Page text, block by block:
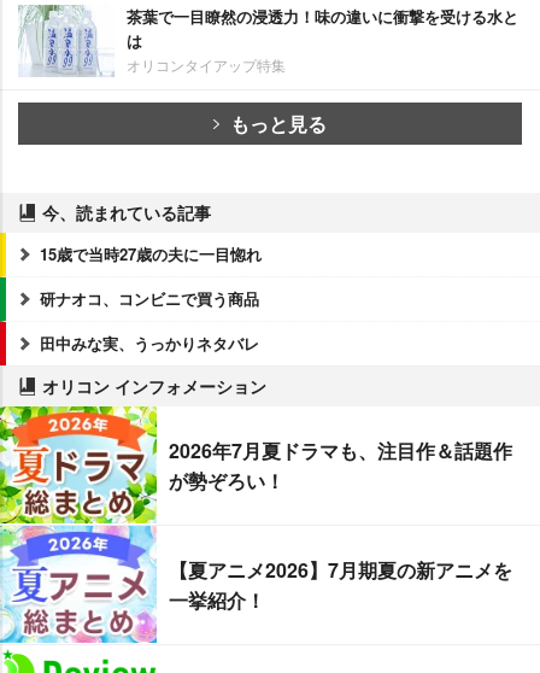
茶葉で一目瞭然の浸透力！味の違いに衝撃を受ける水と
は
オリコンタイアップ特集
もっと見る
今、読まれている記事
15歳で当時27歳の夫に一目惚れ
研ナオコ、コンビニで買う商品
田中みな実、うっかりネタバレ
オリコン インフォメーション
2026年7月夏ドラマも、注目作＆話題作
が勢ぞろい！
【夏アニメ2026】7月期夏の新アニメを
一挙紹介！